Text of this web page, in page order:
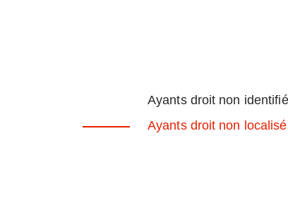
Ayants droit non
Ayants droit non